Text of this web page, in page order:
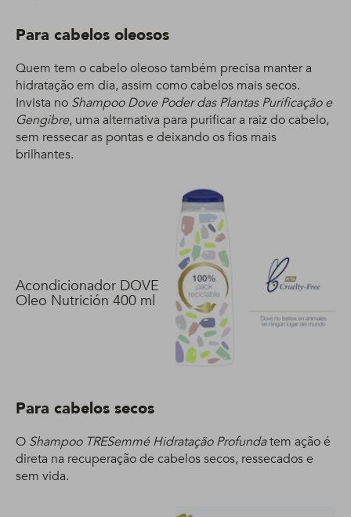
Para cabelos oleosos
Quem tem o cabelo oleoso também precisa manter a
hidratação em dia, assim como cabelos mais secos.
Invista no Shampoo Dove Poder das Plantas Purificação e
Gengibre, uma alternativa para purificar a raiz do cabelo,
sem ressecar as pontas e deixando os fios mais
brilhantes.
Acondicionador DOVE
Oleo Nutrición 400 ml
Para cabelos secos
O Shampoo TRESemmé Hidratação Profundatem ação é
direta na recuperação de cabelos secos, ressecados e
sem vida.